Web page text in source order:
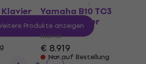
Klavier Yamaha B10 TC3
PWHC Klavier
Klavier
€ 8.919
Nur auf Bestellung
Produkte anzeigen